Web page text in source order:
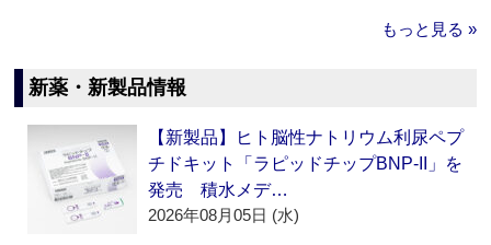
もっと見る »
新薬・新製品情報
【新製品】ヒト脳性ナトリウム利尿ペプ
チドキット「ラピッドチップBNP-II」を
発売 積水メデ…
2026年08月05日 (水)